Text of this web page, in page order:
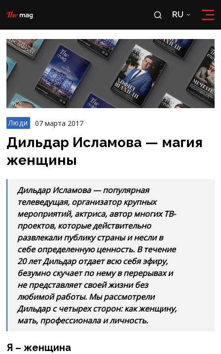
RU
RU
OʻZ
Люди 07 марта 2017
Дильдар Исламова — магия
женщины
Дильдар Исламова — популярная
телеведущая, организатор крупных
мероприятий, актриса, автор многих ТВ-
проектов, которые действительно
развлекали публику страны и несли в
себе определенную ценность. В течение
20 лет Дильдар отдает всю себя эфиру,
безумно скучает по нему в перерывах и
не представляет своей жизни без
любимой работы. Мы рассмотрели
Дильдар с четырех сторон: как женщину,
мать, профессионала и личность.
Я – женщина